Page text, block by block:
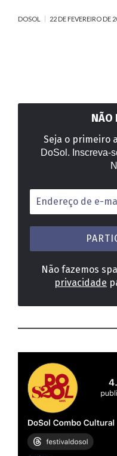
DOSOL 22 DE FEVEREIRO DE
NÃO
Seja o primeiro
DoSol. Inscreva-
Endereço
de
e-
mail
Não fazemos
privacidade